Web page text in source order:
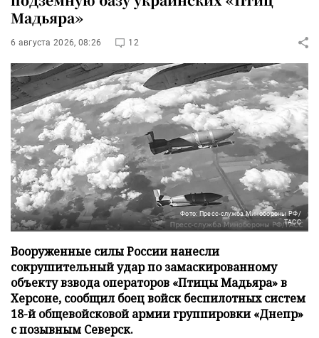
Мадьяра»
6 августа 2026, 08:26 12
Фото: Пресс-служба Минобороны РФ/
ТАСС
Вооруженные силы России нанесли
сокрушительный удар по замаскированному
объекту взвода операторов «Птицы Мадьяра» в
Херсоне, сообщил боец войск беспилотных систем
18-й общевойсковой армии группировки «Днепр»
с позывным Северск.